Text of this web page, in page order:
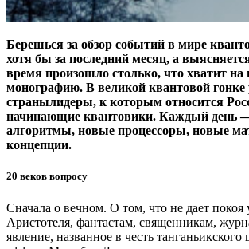
Берешься за обзор событий в мире
хотя бы за последний месяц, а
время произошло столько, что хватит
монографию. В великой квантовой гонке
страны­лидеры, к которым относится
начинающие квантовики. Каждый день
алгоритмы, новые процессоры, новые
концепции.
20 веков вопросу
Сначала о вечном. О том, что не дает
Аристотеля, фантастам, священникам,
явление, названное в честь